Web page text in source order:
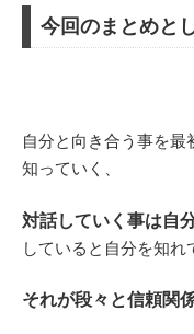
今回のまとめと
自分と向き合う事を最
知っていく、
対話していく事は自
していると自分を知れ
それが段々と信頼関